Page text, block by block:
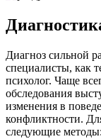
Диагноз сильной
специалисты, как
психолог. Чаще
обследования
изменения в
конфликтности.
следующие методы: